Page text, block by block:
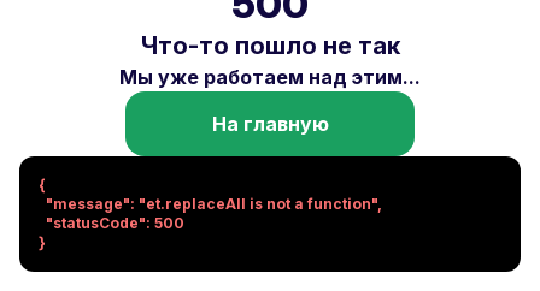
Что-то пошло не так
Мы уже работаем над этим...
На главную
{
}